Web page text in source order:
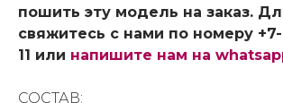
пошить эту модель на заказ.
свяжитесь с нами по номеру
11 или напишите нам на
СОСТАВ: